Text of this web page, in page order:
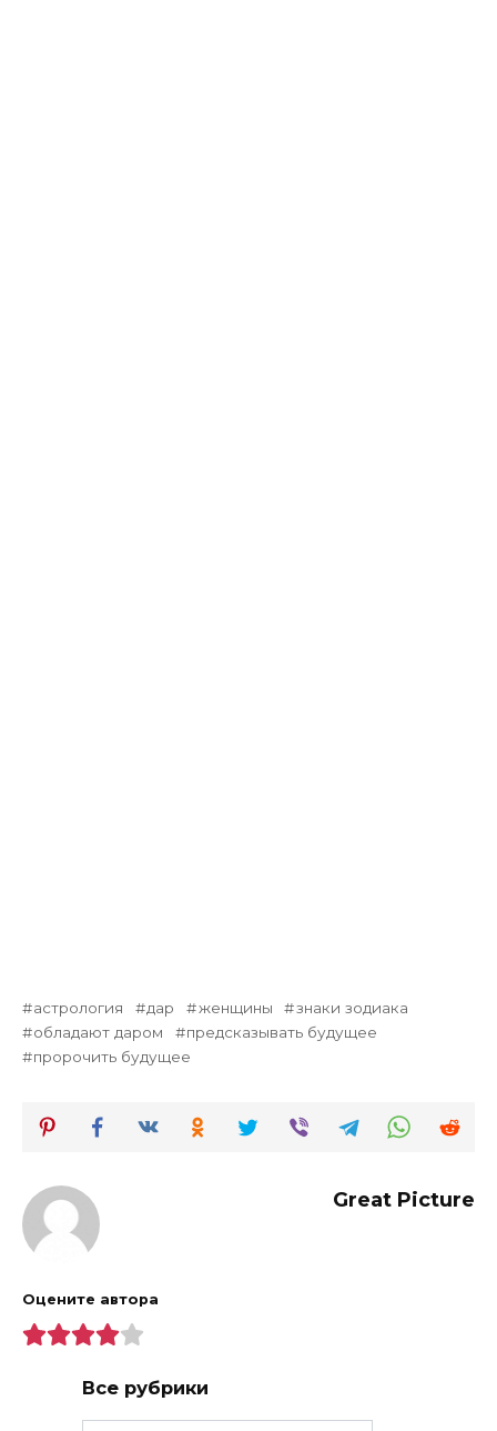
астрология дар женщины
знаки зодиака
обладают даром
предсказывать будущее
пророчить будущее
Great Picture
Оцените автора
Все рубрики